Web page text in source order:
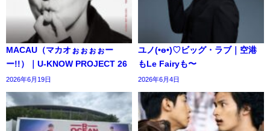
MACAU（マカオぉぉぉぉー
ー!!）｜U-KNOW PROJECT 26
2026年6月19日
ユノ(•ө•)♡ビッグ・ラブ｜空港
もLe Fairyも〜
2026年6月4日